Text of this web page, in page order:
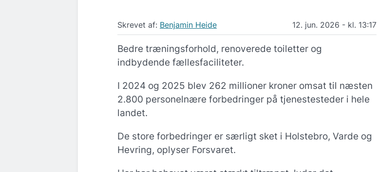
Skrevet af: Benjamin Heide 12. jun. 2026 - kl. 13:17
Bedre træningsforhold, renoverede toiletter og
indbydende fællesfaciliteter.
I 2024 og 2025 blev 262 millioner kroner omsat til næsten
2.800 personelnære forbedringer på tjenestesteder i hele
landet.
De store forbedringer er særligt sket i Holstebro, Varde og
Hevring, oplyser Forsvaret.